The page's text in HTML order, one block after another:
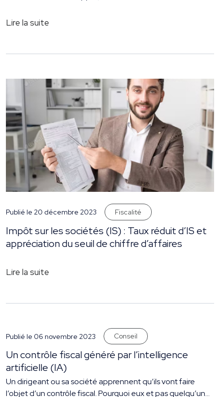
fiscales d’un tel choix ? Nos conseils pour éviter les
modification des statuts et donc […]
Lire la suite
Publié le 20 décembre 2023 Fiscalité
Impôt sur les sociétés (IS) : Taux réduit d’IS et
appréciation du seuil de chiffre d’affaires
Lire la suite
Publié le 06 novembre 2023 Conseil
Un contrôle fiscal généré par l’intelligence
artificielle (IA)
Un dirigeant ou sa société apprennent qu’ils vont faire
l’objet d’un contrôle fiscal. Pourquoi eux et pas quelqu’un